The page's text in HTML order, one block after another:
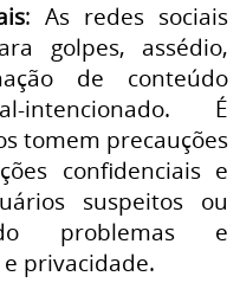
: As redes sociais
golpes, assédio,
de conteúdo
intencionado. É
tomem precauções
confidenciais e
suspeitos ou
problemas e
privacidade.